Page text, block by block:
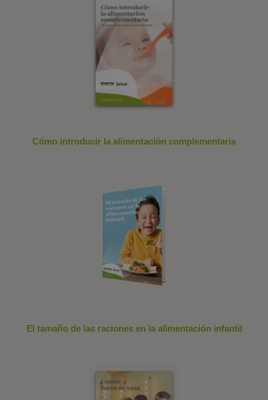
Cómo introducir la alimentación complementaria
El tamaño de las raciones en la alimentación infantil